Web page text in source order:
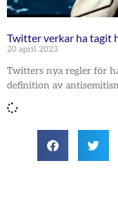
Twitter verkar ha tagit
20 april 2023
Twitters nya regler för
definition av